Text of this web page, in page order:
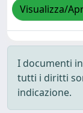
Visualizza/
I documenti
tutti i diritti
indicazione.